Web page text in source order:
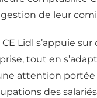
de leur
Lidl s’appuie
tout en
attention
des